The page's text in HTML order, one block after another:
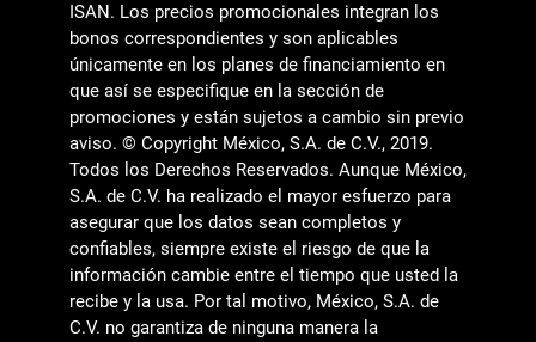
ISAN. Los precios promocionales integran los
bonos correspondientes y son aplicables
únicamente en los planes de financiamiento en
que así se especifique en la sección de
promociones y están sujetos a cambio sin previo
aviso. © Copyright México, S.A. de C.V., 2019.
Todos los Derechos Reservados. Aunque México,
S.A. de C.V. ha realizado el mayor esfuerzo para
asegurar que los datos sean completos y
confiables, siempre existe el riesgo de que la
información cambie entre el tiempo que usted la
recibe y la usa. Por tal motivo, México, S.A. de
C.V. no garantiza de ninguna manera la